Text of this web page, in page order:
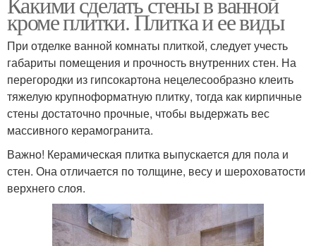
кроме плитки. Плитка и ее виды
При отделке ванной комнаты плиткой, следует учесть
габариты помещения и прочность внутренних стен. На
перегородки из гипсокартона нецелесообразно клеить
тяжелую крупноформатную плитку, тогда как кирпичные
стены достаточно прочные, чтобы выдержать вес
массивного керамогранита.
Важно! Керамическая плитка выпускается для пола и
стен. Она отличается по толщине, весу и шероховатости
верхнего слоя.